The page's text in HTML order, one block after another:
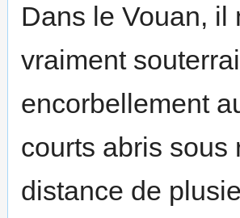
Dans le Vouan, il
vraiment
encorbellement
courts abris sous
distance de